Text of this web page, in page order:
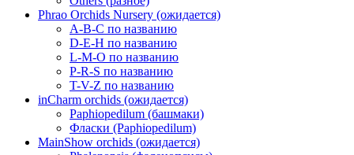
Phrao Orchids Nursery (ожидается)
A-B-C по названию
D-E-H по названию
L-M-O по названию
P-R-S по названию
T-V-Z по названию
inCharm orchids (ожидается)
Paphiopedilum (башмаки)
Фласки (Paphiopedilum)
MainShow orchids (ожидается)